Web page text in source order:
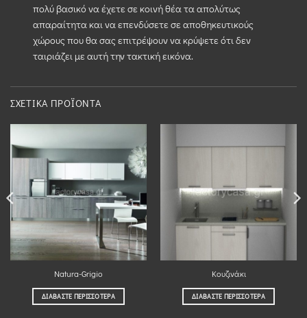
πολύ βασικό να έχετε σε κοινή θέα τα απολύτως
απαραίτητα και να επενδύσετε σε αποθηκευτικούς
χώρους που θα σας επιτρέψουν να κρύψετε ότι δεν
ταιριάζει με αυτή την τακτική εικόνα.
ΣΧΕΤΙΚΆ ΠΡΟΪΌΝΤΑ
Natura-Grigio
ΔΙΑΒΆΣΤΕ ΠΕΡΙΣΣΌΤΕΡΑ
Κουζινάκι
ΔΙΑΒΆΣΤΕ ΠΕΡΙΣΣΌΤΕΡΑ